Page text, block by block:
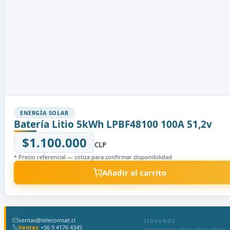
ENERGÍA SOLAR
Batería Litio 5kWh LPBF48100 100A 51,2v
$1.100.000 CLP
* Precio referencial — cotiza para confirmar disponibilidad
Añadir al carrito
ventas@telecomsat.cl
Ventas:+56 9 4176 4345
SÍGUENOS